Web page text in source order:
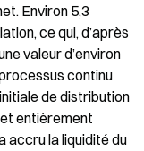
Environ 5,3
ce qui, d’après
valeur d’environ
continu
de distribution
entièrement
accru la liquidité du